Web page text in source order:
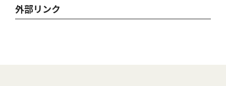
外部リンク